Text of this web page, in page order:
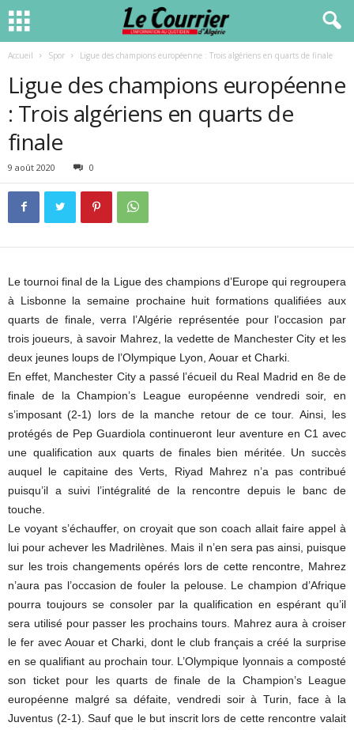
Accueil Spor Ligue des champions européenne : Trois algériens en quarts de finale
Ligue des champions européenne
: Trois algériens en quarts de
finale
9 août 2020 0
Le tournoi final de la Ligue des champions d’Europe qui regroupera
à Lisbonne la semaine prochaine huit formations qualifiées aux
quarts de finale, verra l’Algérie représentée pour l’occasion par
trois joueurs, à savoir Mahrez, la vedette de Manchester City et les
deux jeunes loups de l’Olympique Lyon, Aouar et Charki.
En effet, Manchester City a passé l’écueil du Real Madrid en 8e de
finale de la Champion’s League européenne vendredi soir, en
s’imposant (2-1) lors de la manche retour de ce tour. Ainsi, les
protégés de Pep Guardiola continueront leur aventure en C1 avec
une qualification aux quarts de finales bien méritée. Un succès
auquel le capitaine des Verts, Riyad Mahrez n’a pas contribué
puisqu’il a suivi l’intégralité de la rencontre depuis le banc de
touche.
Le voyant s’échauffer, on croyait que son coach allait faire appel à
lui pour achever les Madrilènes. Mais il n’en sera pas ainsi, puisque
sur les trois changements opérés lors de cette rencontre, Mahrez
n’aura pas l’occasion de fouler la pelouse. Le champion d’Afrique
pourra toujours se consoler par la qualification en espérant qu’il
sera utilisé pour passer les prochains tours. Mahrez aura à croiser
le fer avec Aouar et Charki, dont le club français a créé la surprise
en se qualifiant au prochain tour. L’Olympique lyonnais a composté
son ticket pour les quarts de finale de la Champion’s League
européenne malgré sa défaite, vendredi soir à Turin, face à la
Juventus (2-1). Sauf que le but inscrit lors de cette rencontre valait